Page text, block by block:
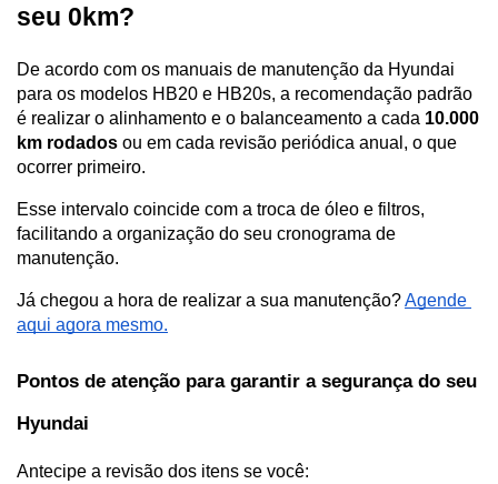
seu 0km?
De acordo com os manuais de manutenção da Hyundai
para os modelos HB20 e HB20s, a recomendação padrão
é realizar o alinhamento e o balanceamento a cada 10.000
km rodados ou em cada revisão periódica anual, o que
ocorrer primeiro.
Esse intervalo coincide com a troca de óleo e filtros,
facilitando a organização do seu cronograma de
manutenção.
Já chegou a hora de realizar a sua manutenção? Agende
aqui agora mesmo.
Pontos de atenção para garantir a segurança do seu
Hyundai
Antecipe a revisão dos itens se você: